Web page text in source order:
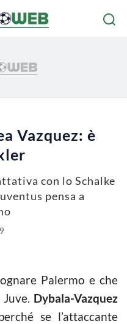
Vazquez: è
con lo Schalke
pensa a
Palermo e che
Dybala-Vazquez
se l’attaccante